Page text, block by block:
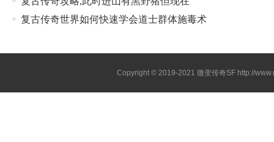
复古传奇世界如何快速学会道士群体施毒术
Copyright © 2019-2021 微变传奇SF http://